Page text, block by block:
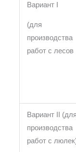
Вариант I
(для
производства
работ с лесов
Вариант II (для
производства
работ с